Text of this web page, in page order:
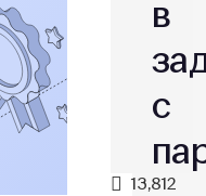
в
с
13,812